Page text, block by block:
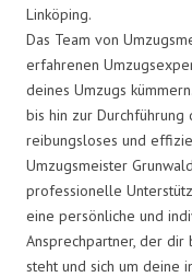
Linköping.
Das Team von
erfahrenen
deines Umzugs
bis hin zur Durchführung
reibungsloses und
Umzugsmeister
professionelle
eine persönliche und
Ansprechpartner, der
steht und sich um deine